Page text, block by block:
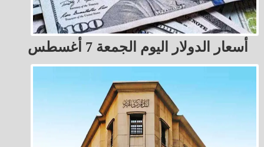
أسعار الدولار اليوم الجمعة 7 أغسطس